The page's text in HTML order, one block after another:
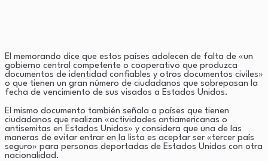
El memorando dice que estos países adolecen de falta de «un
gobierno central competente o cooperativo que produzca
documentos de identidad confiables y otros documentos civiles»
o que tienen un gran número de ciudadanos que sobrepasan la
fecha de vencimiento de sus visados a Estados Unidos.
El mismo documento también señala a países que tienen
ciudadanos que realizan «actividades antiamericanas o
antisemitas en Estados Unidos» y considera que una de las
maneras de evitar entrar en la lista es aceptar ser «tercer país
seguro» para personas deportadas de Estados Unidos con otra
nacionalidad.